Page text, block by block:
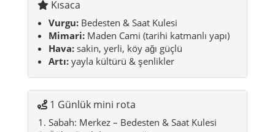
iyi gezi, yavaş gezi demektir. Az durak, daha
çok his.
Kısaca
Mimari: Maden Cami (tarihi katmanlı yapı)
Hava: sakin, yerli, köy ağı güçlü
Artı:yayla kültürü & şenlikler